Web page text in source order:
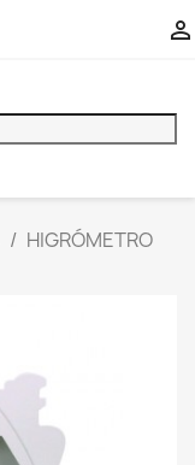

HIGRÓMETRO